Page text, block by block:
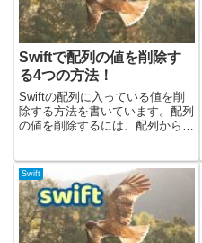
Swiftで配列の値を削除す
る4つの方法！
Swiftの配列に入っている値を削
除する方法を書いています。配列
の値を削除するには、配列から下
removeAllまた、元の配列の内容
を変えずに、必要のない要素だけ
除きたい場...
Swift